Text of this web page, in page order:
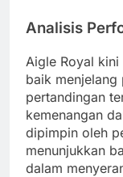
Analisis
Aigle Royal
baik menjelang
pertandingan
kemenangan
dipimpin oleh
menunjukkan
dalam